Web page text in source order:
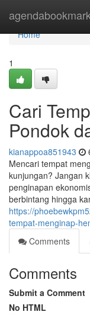
Home
Home
1
Cari
Pondok
kianappoa851943
Mencari tempat
kunjungan? Jangan
penginapan
berbintang hingga
https://
tempat-menginap-
Comments
Comments
Submit a Comment
No HTML